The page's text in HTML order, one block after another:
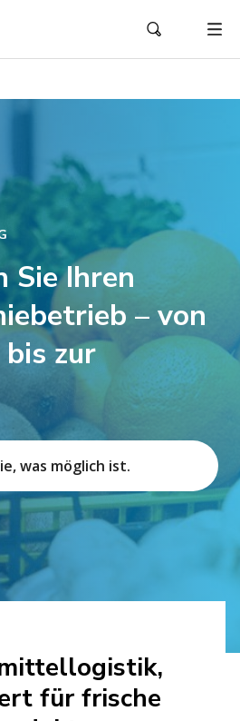
Sie Ihren
– von
zur
was möglich ist.
für frische